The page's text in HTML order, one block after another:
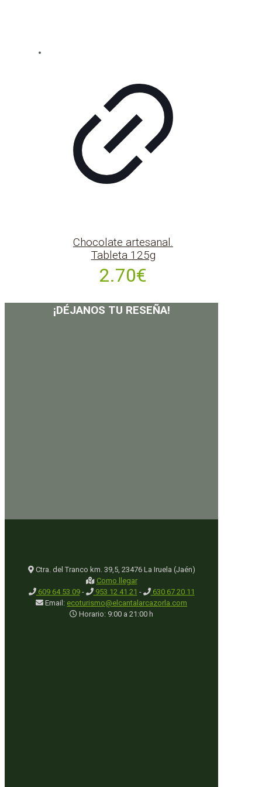
Chocolate artesanal.
Tableta 125g
2.70€
¡DÉJANOS TU RESEÑA!
Ctra. del Tranco km. 39,5, 23476 La Iruela (Jaén)
Como llegar
609 64 53 09- 953 12 41 21 -
630 67 20 11
Email: ecoturismo@elcantalarcazorla.com
Horario: 9:00 a 21:00 h